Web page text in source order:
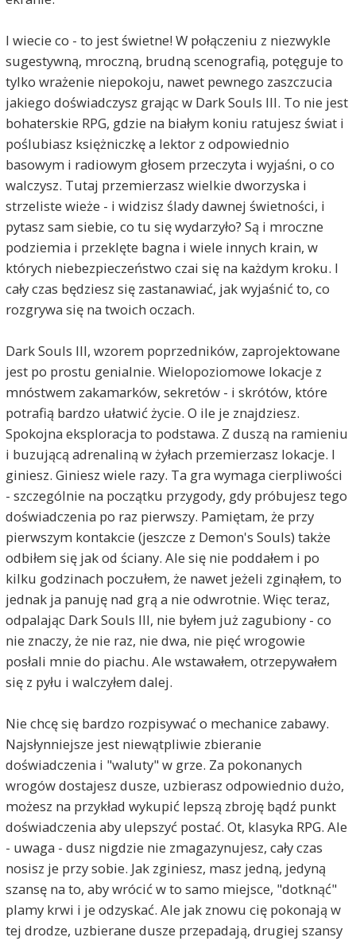
I wiecie co - to jest świetne! W połączeniu z niezwykle
sugestywną, mroczną, brudną scenografią, potęguje to
tylko wrażenie niepokoju, nawet pewnego zaszczucia
jakiego doświadczysz grając w Dark Souls III. To nie jest
bohaterskie RPG, gdzie na białym koniu ratujesz świat i
poślubiasz księżniczkę a lektor z odpowiednio
basowym i radiowym głosem przeczyta i wyjaśni, o co
walczysz. Tutaj przemierzasz wielkie dworzyska i
strzeliste wieże - i widzisz ślady dawnej świetności, i
pytasz sam siebie, co tu się wydarzyło? Są i mroczne
podziemia i przeklęte bagna i wiele innych krain, w
których niebezpieczeństwo czai się na każdym kroku. I
cały czas będziesz się zastanawiać, jak wyjaśnić to, co
rozgrywa się na twoich oczach.
Dark Souls III, wzorem poprzedników, zaprojektowane
jest po prostu genialnie. Wielopoziomowe lokacje z
mnóstwem zakamarków, sekretów - i skrótów, które
potrafią bardzo ułatwić życie. O ile je znajdziesz.
Spokojna eksploracja to podstawa. Z duszą na ramieniu
i buzującą adrenaliną w żyłach przemierzasz lokacje. I
giniesz. Giniesz wiele razy. Ta gra wymaga cierpliwości
- szczególnie na początku przygody, gdy próbujesz tego
doświadczenia po raz pierwszy. Pamiętam, że przy
pierwszym kontakcie (jeszcze z Demon's Souls) także
odbiłem się jak od ściany. Ale się nie poddałem i po
kilku godzinach poczułem, że nawet jeżeli zginąłem, to
jednak ja panuję nad grą a nie odwrotnie. Więc teraz,
odpalając Dark Souls III, nie byłem już zagubiony - co
nie znaczy, że nie raz, nie dwa, nie pięć wrogowie
posłali mnie do piachu. Ale wstawałem, otrzepywałem
się z pyłu i walczyłem dalej.
Nie chcę się bardzo rozpisywać o mechanice zabawy.
Najsłynniejsze jest niewątpliwie zbieranie
doświadczenia i "waluty" w grze. Za pokonanych
wrogów dostajesz dusze, uzbierasz odpowiednio dużo,
możesz na przykład wykupić lepszą zbroję bądź punkt
doświadczenia aby ulepszyć postać. Ot, klasyka RPG. Ale
- uwaga - dusz nigdzie nie zmagazynujesz, cały czas
nosisz je przy sobie. Jak zginiesz, masz jedną, jedyną
szansę na to, aby wrócić w to samo miejsce, "dotknąć"
plamy krwi i je odzyskać. Ale jak znowu cię pokonają w
tej drodze, uzbierane dusze przepadają, drugiej szansy